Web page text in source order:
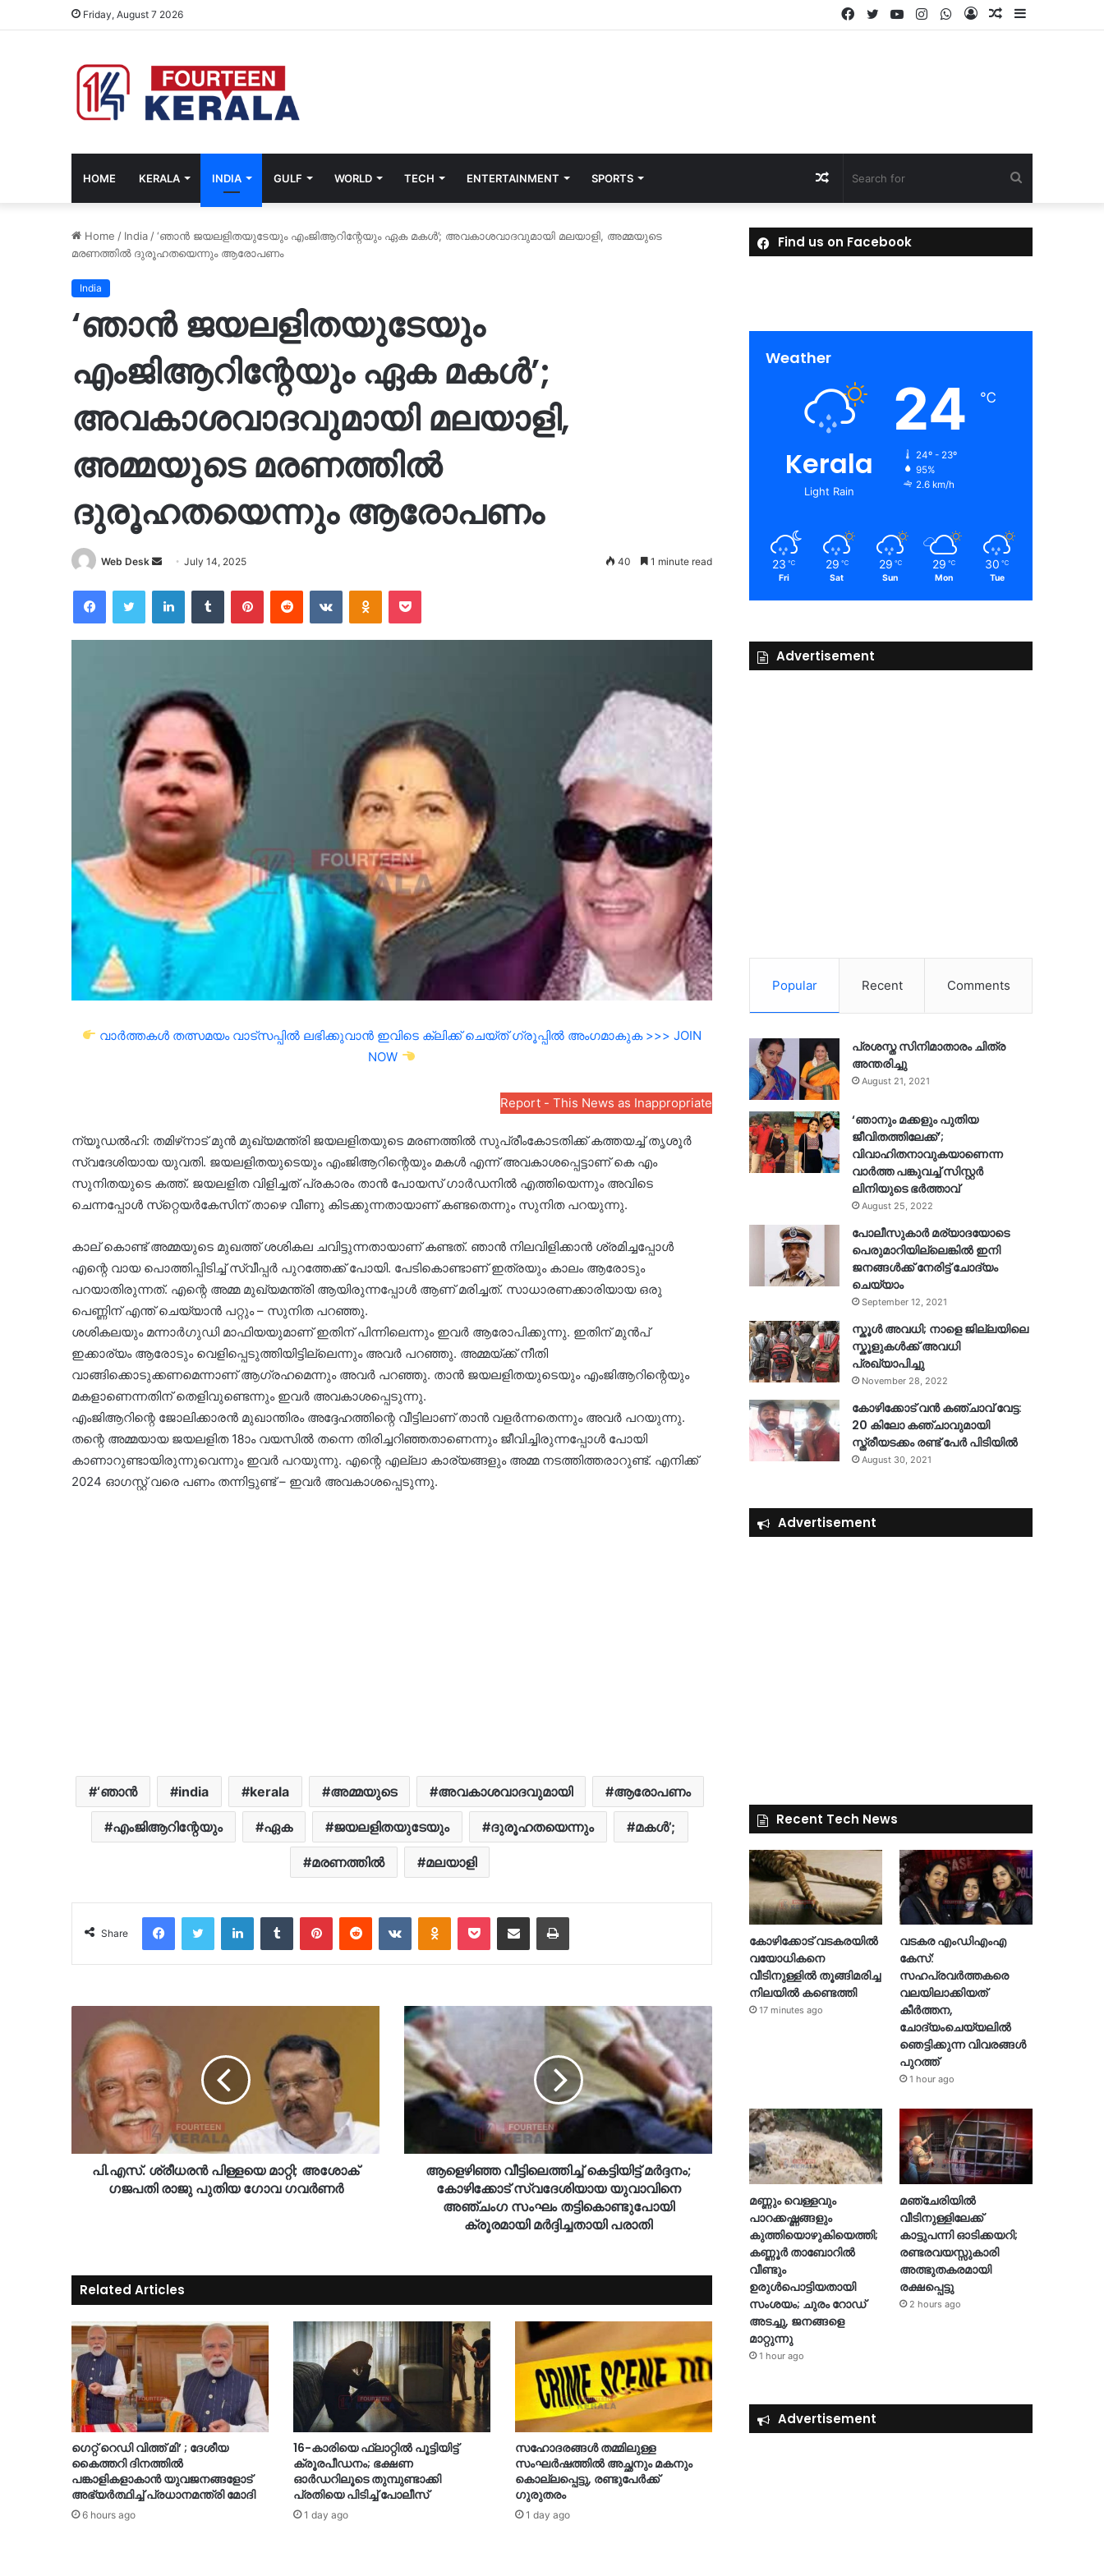
Friday, August 7 2026 Sidebar
Random
Log
WhatsApp
Instagram
YouTube
Twitter
Facebook
HOME KERALA INDIA GULF WORLD TECH ENTERTAINMENT SPORTS
for
Random
Article
Home / India /‘ഞാന്‍ ജയലളിതയുടേയും എംജിആറിന്റേയും ഏക മകള്‍’; അവകാശവാദവുമായി മലയാളി, അമ്മയുടെ
മരണത്തില്‍ ദുരൂഹതയെന്നും ആരോപണം
India
‘ഞാന്‍ ജയലളിതയുടേയും
എംജിആറിന്റേയും ഏക മകള്‍’;
അവകാശവാദവുമായി മലയാളി,
അമ്മയുടെ മരണത്തില്‍
ദുരൂഹതയെന്നും ആരോപണം
Web Desk
Send
email
July 14, 2025 40 1 minute read
FacebookTwitter LinkedInTumblr PinterestReddit VKontakteOdnoklassniki
Pocket
വാർത്തകൾ തത്സമയം വാട്സപ്പിൽ ലഭിക്കുവാൻ ഇവിടെ ക്ലിക്ക് ചെയ്ത് ഗ്രൂപ്പിൽ അംഗമാകുക >>> JOIN
NOW
Report - This News as Inappropriate
ന്യൂഡൽഹി: തമിഴ്‌നാട് മുന്‍ മുഖ്യമന്ത്രി ജയലളിതയുടെ മരണത്തില്‍ സുപ്രീംകോടതിക്ക് കത്തയച്ച് തൃശൂര്‍
സ്വദേശിയായ യുവതി. ജയലളിതയുടെയും എംജിആറിന്റെയും മകള്‍ എന്ന് അവകാശപ്പെട്ടാണ് കെ എം
സുനിതയുടെ കത്ത്. ജയലളിത വിളിച്ചത് പ്രകാരം താന്‍ പോയസ് ഗാര്‍ഡനില്‍ എത്തിയെന്നും അവിടെ
ചെന്നപ്പോള്‍ സ്‌റ്റെയര്‍കേസിന് താഴെ വീണു കിടക്കുന്നതായാണ് കണ്ടതെന്നും സുനിത പറയുന്നു.
കാല് കൊണ്ട് അമ്മയുടെ മുഖത്ത് ശശികല ചവിട്ടുന്നതായാണ് കണ്ടത്. ഞാന്‍ നിലവിളിക്കാന്‍ ശ്രമിച്ചപ്പോള്‍
എന്റെ വായ പൊത്തിപ്പിടിച്ച് സ്വീപ്പര്‍ പുറത്തേക്ക് പോയി. പേടികൊണ്ടാണ് ഇത്രയും കാലം ആരോടും
പറയാതിരുന്നത്. എന്റെ അമ്മ മുഖ്യമന്ത്രി ആയിരുന്നപ്പോള്‍ ആണ് മരിച്ചത്. സാധാരണക്കാരിയായ ഒരു
പെണ്ണിന് എന്ത് ചെയ്യാന്‍ പറ്റും – സുനിത പറഞ്ഞു.
ശശികലയും മന്നാര്‍ഗുഡി മാഫിയയുമാണ് ഇതിന് പിന്നിലെന്നും ഇവര്‍ ആരോപിക്കുന്നു. ഇതിന് മുന്‍പ്
ഇക്കാര്യം ആരോടും വെളിപ്പെടുത്തിയിട്ടില്ലെന്നും അവര്‍ പറഞ്ഞു. അമ്മയ്ക്ക് നീതി
വാങ്ങിക്കൊടുക്കണമെന്നാണ് ആഗ്രഹമെന്നും അവര്‍ പറഞ്ഞു. താന്‍ ജയലളിതയുടെയും എംജിആറിന്റെയും
മകളാണെന്നതിന് തെളിവുണ്ടെന്നും ഇവര്‍ അവകാശപ്പെടുന്നു.
എംജിആറിന്റെ ജോലിക്കാരന്‍ മുഖാന്തിരം അദ്ദേഹത്തിന്റെ വീട്ടിലാണ് താന്‍ വളര്‍ന്നതെന്നും അവര്‍ പറയുന്നു.
തന്റെ അമ്മയായ ജയലളിത 18ാം വയസില്‍ തന്നെ തിരിച്ചറിഞ്ഞതാണെന്നും ജീവിച്ചിരുന്നപ്പോള്‍ പോയി
കാണാറുണ്ടായിരുന്നുവെന്നും ഇവര്‍ പറയുന്നു. എന്റെ എല്ലാ കാര്യങ്ങളും അമ്മ നടത്തിത്തരാറുണ്ട്. എനിക്ക്
2024 ഓഗസ്റ്റ് വരെ പണം തന്നിട്ടുണ്ട് – ഇവര്‍ അവകാശപ്പെടുന്നു.
‘ഞാന്‍ india kerala അമ്മയുടെ അവകാശവാദവുമായി ആരോപണം
എംജിആറിന്റേയും ഏക ജയലളിതയുടേയും ദുരൂഹതയെന്നും മകള്‍’;
മരണത്തിൽ മലയാളി
Share
FacebookTwitter LinkedInTumblr PinterestReddit VKontakteOdnoklassniki
Pocket Share via Email Print
പി.എസ്. ശ്രീധരൻ പിള്ളയെ മാറ്റി; അശോക്
ഗജപതി രാജു പുതിയ ഗോവ ഗവർണർ
ആളെഴിഞ്ഞ വീട്ടിലെത്തിച്ച് കെട്ടിയിട്ട് മര്‍ദ്ദനം;
കോഴിക്കോട് സ്വദേശിയായ യുവാവിനെ
അഞ്ചംഗ സംഘം തട്ടികൊണ്ടുപോയി
ക്രൂരമായി മർദ്ദിച്ചതായി പരാതി
Related Articles
ഗെറ്റ് റെഡി വിത്ത് മി’ ; ദേശീയ
കൈത്തറി ദിനത്തിൽ
പങ്കാളികളാകാൻ യുവജനങ്ങളോട്
അഭ്യർത്ഥിച്ച് പ്രധാനമന്ത്രി മോദി
6 hours ago
16-കാരിയെ ഫ്ലാറ്റിൽ പൂട്ടിയിട്ട്
ക്രൂരപീഡനം; ഭക്ഷണ
ഓർഡറിലൂടെ തുമ്പുണ്ടാക്കി
പ്രതിയെ പിടിച്ച് പോലീസ്
1 day ago
സഹോദരങ്ങൾ തമ്മിലുള്ള
സംഘർഷത്തിൽ അച്ഛനും മകനും
കൊല്ലപ്പെട്ടു, രണ്ടുപേർക്ക്
ഗുരുതരം
1 day ago
Find us on Facebook
Weather
Kerala
Light Rain
24 ℃
24º - 23º
95%
2.6 km/h
23 ℃
Fri
29 ℃
Sat
29 ℃
Sun
29 ℃
Mon
30 ℃
Tue
Advertisement
Popular Recent Comments
പ്രശസ്ത സിനിമാതാരം ചിത്ര
അന്തരിച്ചു
August 21, 2021
‘ഞാനും മക്കളും പുതിയ
ജീവിതത്തിലേക്ക്’;
വിവാഹിതനാവുകയാണെന്ന
വാർത്ത പങ്കുവച്ച് സിസ്റ്റർ
ലിനിയുടെ ഭർത്താവ്
August 25, 2022
പോലീസുകാര്‍ മര്യാദയോടെ
പെരുമാറിയില്ലെങ്കില്‍ ഇനി
ജനങ്ങള്‍ക്ക് നേരിട്ട് ചോദ്യം
ചെയ്യാം
September 12, 2021
സ്കൂൾ അവധി; നാളെ ജില്ലയിലെ
സ്കൂളുകൾക്ക് അവധി
പ്രഖ്യാപിച്ചു
November 28, 2022
കോഴിക്കോട് വൻ കഞ്ചാവ് വേട്ട:
20 കിലോ കഞ്ചാവുമായി
സ്ത്രീയടക്കം രണ്ട് പേർ പിടിയിൽ
August 30, 2021
Advertisement
Recent Tech News
കോഴിക്കോട് വടകരയിൽ
വയോധികനെ
വീടിനുള്ളിൽ തൂങ്ങിമരിച്ച
നിലയിൽ കണ്ടെത്തി
17 minutes ago
വടകര എംഡിഎംഎ
കേസ്:
സഹപ്രവർത്തകരെ
വലയിലാക്കിയത്
കീർത്തന,
ചോദ്യംചെയ്യലിൽ
ഞെട്ടിക്കുന്ന വിവരങ്ങൾ
പുറത്ത്
1 hour ago
മണ്ണും വെള്ളവും
പാറക്കഷ്ണങ്ങളും
കുത്തിയൊഴുകിയെത്തി;
കണ്ണൂർ താബോറിൽ
വീണ്ടും
ഉരുൾപൊട്ടിയതായി
സംശയം; ചുരം റോഡ്
അടച്ചു, ജനങ്ങളെ
മാറ്റുന്നു
1 hour ago
മഞ്ചേരിയിൽ
വീടിനുള്ളിലേക്ക്
കാട്ടുപന്നി ഓടിക്കയറി;
രണ്ടരവയസ്സുകാരി
അത്ഭുതകരമായി
രക്ഷപ്പെട്ടു
2 hours ago
Advertisement